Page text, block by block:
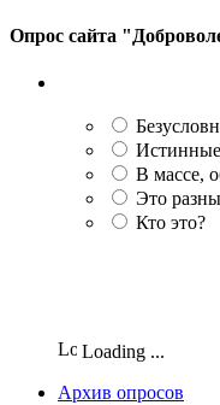
Опрос сайта
Истинные
В массе,
Это
Кто это?
Loading ...
Архив опросов